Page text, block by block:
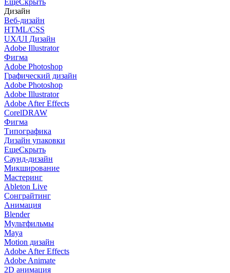
ЕщеСкрыть
Дизайн
Веб-дизайн
HTML/CSS
UX/UI Дизайн
Adobe Illustrator
Фигма
Adobe Photoshop
Графический дизайн
Adobe Photoshop
Adobe Illustrator
Adobe After Effects
CorelDRAW
Фигма
Типографика
Дизайн упаковки
ЕщеСкрыть
Саунд-дизайн
Микширование
Мастеринг
Ableton Live
Сонграйтинг
Анимация
Blender
Мультфильмы
Maya
Motion дизайн
Adobe After Effects
Adobe Animate
2D анимация